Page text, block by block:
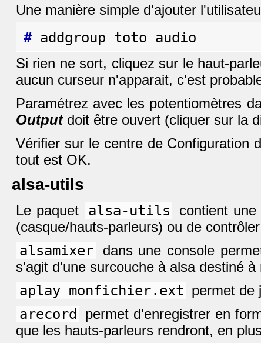
Une manière simple d'ajouter
#
Si rien ne sort, cliquez sur le haut-
aucun curseur n'apparait, c'est
Paramétrez avec les potentiomètres
Outputdoit être ouvert (cliquer sur la
Vérifier sur le centre de Configuration
tout est OK.
alsa-utils
Le paquet alsa-utils contient
(casque/hauts-parleurs) ou de
alsamixer dans une console
s'agit d'une surcouche à alsa destiné
aplay monfichier.ext permet de
arecord
permet d'enregistrer en
que les hauts-parleurs rendront, en